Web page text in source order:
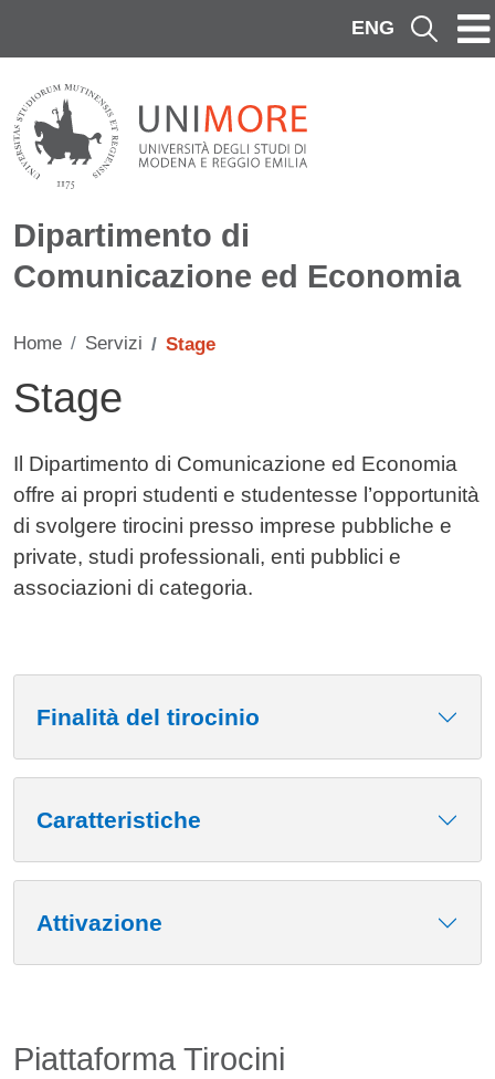
ENG Cerca
Dipartimento di
Comunicazione ed Economia
Home Servizi Stage
Stage
Contenuto
Il Dipartimento di Comunicazione ed Economia
offre ai propri studenti e studentesse l’opportunità
di svolgere tirocini presso imprese pubbliche e
private, studi professionali, enti pubblici e
associazioni di categoria.
Finalità del tirocinio
Caratteristiche
Attivazione
Piattaforma Tirocini